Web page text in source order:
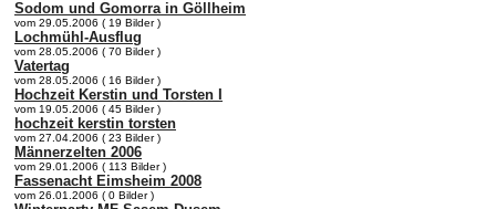
Sodom und Gomorra in Göllheim
vom 29.05.2006 ( 19 Bilder )
Lochmühl-Ausflug
vom 28.05.2006 ( 70 Bilder )
Vatertag
vom 28.05.2006 ( 16 Bilder )
Hochzeit Kerstin und Torsten I
vom 19.05.2006 ( 45 Bilder )
hochzeit kerstin torsten
vom 27.04.2006 ( 23 Bilder )
Männerzelten 2006
vom 29.01.2006 ( 113 Bilder )
Fassenacht Eimsheim 2008
vom 26.01.2006 ( 0 Bilder )